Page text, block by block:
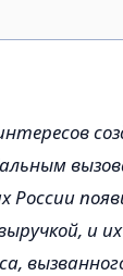
России
и